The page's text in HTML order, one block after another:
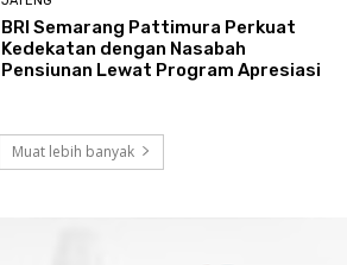
BRI Semarang Pattimura Perkuat
Kedekatan dengan Nasabah
Pensiunan Lewat Program Apresiasi
Muat lebih banyak